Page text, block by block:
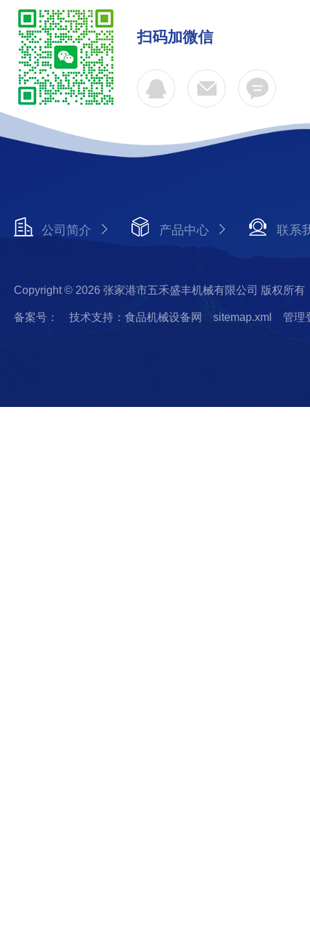
扫码加微信
公司简介 产品中心 联系
Copyright © 2026 张家港市五禾盛丰机械有限公司 版权所有
备案号： 技术支持：食品机械设备网 sitemap.xml 管理